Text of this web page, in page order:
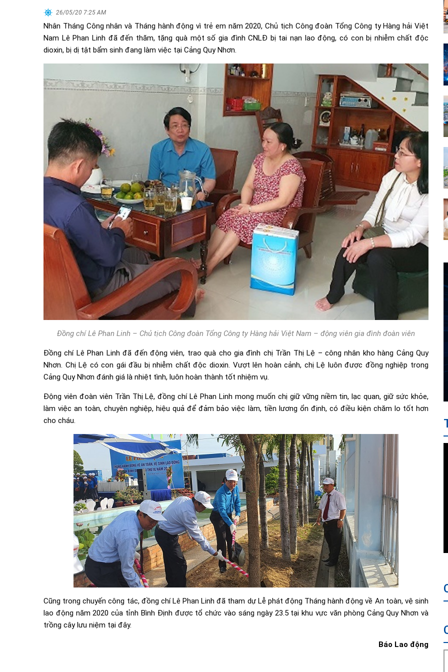
26/05/20 7:25 AM
Nhân Tháng Công nhân và Tháng hành động vì trẻ em năm 2020, Chủ tịch Công đoàn Tổng Công ty Hàng hải Việt
Nam Lê Phan Linh đã đến thăm, tặng quà một số gia đình CNLĐ bị tai nạn lao động, có con bị nhiễm chất độc
dioxin, bị dị tật bẩm sinh đang làm việc tại Cảng Quy Nhơn.
Đồng chí Lê Phan Linh – Chủ tịch Công đoàn Tổng Công ty Hàng hải Việt Nam – động viên gia đình đoàn viên
Đồng chí Lê Phan Linh đã đến động viên, trao quà cho gia đình chị Trần Thị Lệ – công nhân kho hàng Cảng Quy
Nhơn. Chị Lệ có con gái đầu bị nhiễm chất độc dioxin. Vượt lên hoàn cảnh, chị Lệ luôn được đồng nghiệp trong
Cảng Quy Nhơn đánh giá là nhiệt tình, luôn hoàn thành tốt nhiệm vụ.
Động viên đoàn viên Trần Thị Lệ, đồng chí Lê Phan Linh mong muốn chị giữ vững niềm tin, lạc quan, giữ sức khỏe,
làm việc an toàn, chuyên nghiệp, hiệu quả để đảm bảo việc làm, tiền lương ổn định, có điều kiện chăm lo tốt hơn
cho cháu.
Cũng trong chuyến công tác, đồng chí Lê Phan Linh đã tham dự Lễ phát động Tháng hành động về An toàn, vệ sinh
lao động năm 2020 của tỉnh Bình Định được tổ chức vào sáng ngày 23.5 tại khu vực văn phòng Cảng Quy Nhơn và
trồng cây lưu niệm tại đây.
Báo Lao động